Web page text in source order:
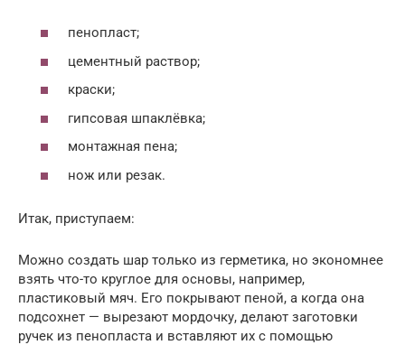
пенопласт;
цементный раствор;
краски;
гипсовая шпаклёвка;
монтажная пена;
нож или резак.
Итак, приступаем:
Можно создать шар только из герметика, но экономнее
взять что-то круглое для основы, например,
пластиковый мяч. Его покрывают пеной, а когда она
подсохнет — вырезают мордочку, делают заготовки
ручек из пенопласта и вставляют их с помощью